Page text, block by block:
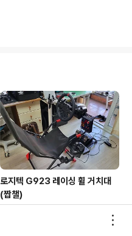
있는 부
ㅎㅎ우선 업
인을 해 보
압(5VDC BE
6개가 들어가
네요.이 부분
변속기는 신
로지텍 G923 레이싱 휠 거치대
(짭챌)